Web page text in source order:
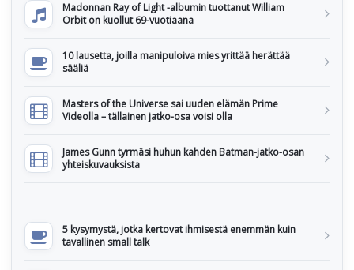
Madonnan Ray of Light -albumin tuottanut William
Orbit on kuollut 69-vuotiaana
10 lausetta, joilla manipuloiva mies yrittää herättää
sääliä
Masters of the Universe sai uuden elämän Prime
Videolla – tällainen jatko-osa voisi olla
James Gunn tyrmäsi huhun kahden Batman-jatko-osan
yhteiskuvauksista
5 kysymystä, jotka kertovat ihmisestä enemmän kuin
tavallinen small talk